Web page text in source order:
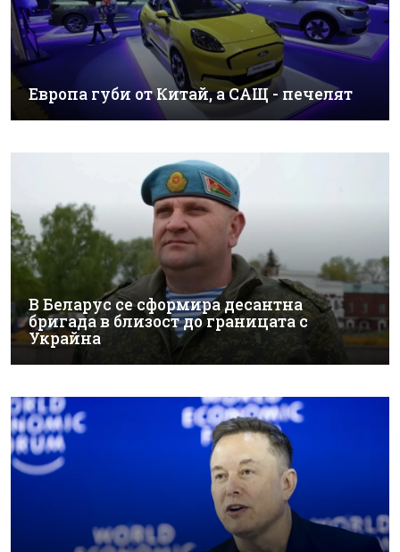
Европа губи от Китай, а САЩ - печелят
В Беларус се сформира десантна
бригада в близост до границата с
Украйна